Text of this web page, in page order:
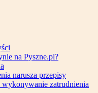
na Pyszne.pl?
narusza przepisy
zatrudnienia